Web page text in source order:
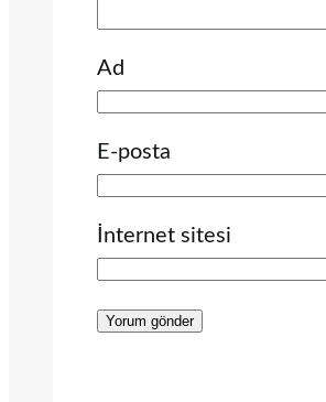
Ad
E-posta
İnternet sitesi